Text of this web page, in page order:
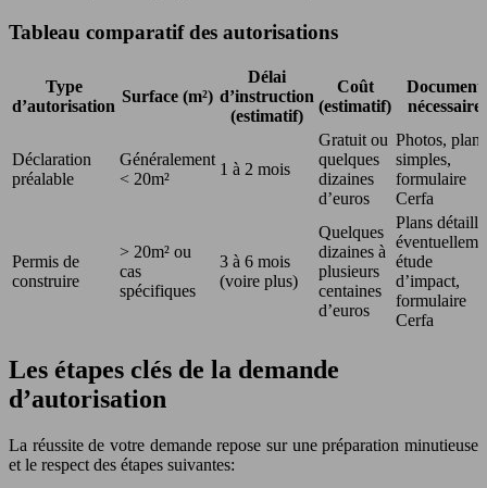
Tableau comparatif des autorisations
Type
d’autorisation
Surface (m²)
Délai
d’instruction
(estimatif)
Coût
(estimatif)
nécessaires
Déclaration
préalable
Généralement
< 20m²
1 à 2 mois
Gratuit ou
quelques
dizaines
d’euros
Photos, plans
simples,
formulaire
Cerfa
Permis de
construire
> 20m² ou
cas
spécifiques
3 à 6 mois
(voire plus)
Quelques
dizaines à
plusieurs
centaines
d’euros
Plans
étude
d’impact,
formulaire
Cerfa
Les étapes clés de la demande
d’autorisation
La réussite de votre demande repose sur une préparation minutieuse
et le respect des étapes suivantes: